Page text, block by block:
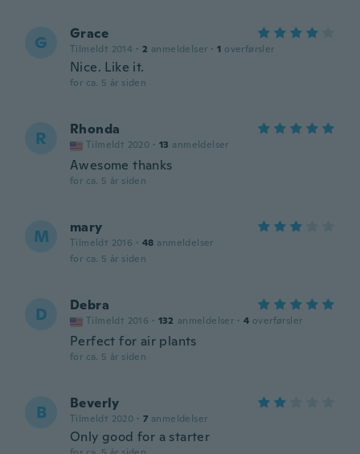
G Grace
Tilmeldt 2014 · 2 anmeldelser · 1 overførsler
Nice. Like it.
for ca. 5 år siden
R Rhonda
Tilmeldt 2020 · 13 anmeldelser
Awesome thanks
for ca. 5 år siden
M mary
Tilmeldt 2016 · 48 anmeldelser
for ca. 5 år siden
D Debra
Tilmeldt 2016 · 132 anmeldelser · 4 overførsler
Perfect for air plants
for ca. 5 år siden
B Beverly
Tilmeldt 2020 · 7 anmeldelser
Only good for a starter